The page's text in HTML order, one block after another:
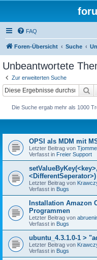
FAQ
Foren-Übersicht Suche
Unbeantwortete
Zur erweiterten Suche
Die Suche ergab mehr als 1000
OPSI als MDM mit
Letzter Beitrag von Tjomme
Verfasst in Freier Support
<DifferentSeperator>)
Letzter Beitrag von
Verfasst in Bugs
Installation Amazon
Programmen
Letzter Beitrag von
Verfasst in Bugs
ubuntu_4.3.1.0-1 >
Letzter Beitrag von
Verfasst in Bugs